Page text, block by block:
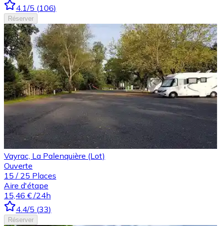
4.1/5 (106)
Réserver
Vayrac, La Palenquière (Lot)
Ouverte
15 / 25 Places
Aire d'étape
15,46 € /24h
4.4/5 (33)
Réserver